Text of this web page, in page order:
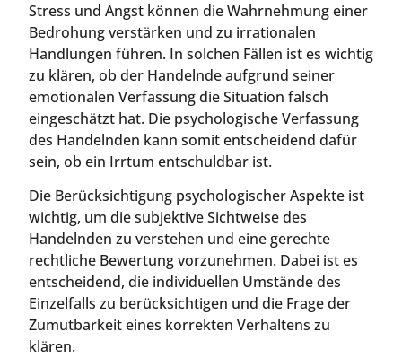
Stress und Angst können die Wahrnehmung einer
Bedrohung verstärken und zu irrationalen
Handlungen führen. In solchen Fällen ist es wichtig
zu klären, ob der Handelnde aufgrund seiner
emotionalen Verfassung die Situation falsch
eingeschätzt hat. Die psychologische Verfassung
des Handelnden kann somit entscheidend dafür
sein, ob ein Irrtum entschuldbar ist.
Die Berücksichtigung psychologischer Aspekte ist
wichtig, um die subjektive Sichtweise des
Handelnden zu verstehen und eine gerechte
rechtliche Bewertung vorzunehmen. Dabei ist es
entscheidend, die individuellen Umstände des
Einzelfalls zu berücksichtigen und die Frage der
Zumutbarkeit eines korrekten Verhaltens zu
klären.